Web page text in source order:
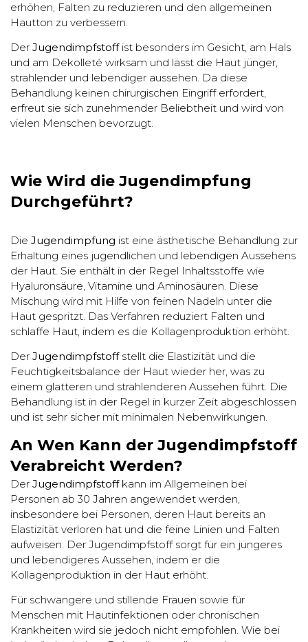
erhöhen, Falten zu reduzieren und den allgemeinen
Hautton zu verbessern.
Der Jugendimpfstoffist besonders im Gesicht, am Hals
und am Dekolleté wirksam und lässt die Haut jünger,
strahlender und lebendiger aussehen. Da diese
Behandlung keinen chirurgischen Eingriff erfordert,
erfreut sie sich zunehmender Beliebtheit und wird von
vielen Menschen bevorzugt.
Wie Wird die Jugendimpfung
Durchgeführt?
Die Jugendimpfung ist eine ästhetische Behandlung zur
Erhaltung eines jugendlichen und lebendigen Aussehens
der Haut. Sie enthält in der Regel Inhaltsstoffe wie
Hyaluronsäure, Vitamine und Aminosäuren. Diese
Mischung wird mit Hilfe von feinen Nadeln unter die
Haut gespritzt. Das Verfahren reduziert Falten und
schlaffe Haut, indem es die Kollagenproduktion erhöht.
Der Jugendimpfstoffstellt die Elastizität und die
Feuchtigkeitsbalance der Haut wieder her, was zu
einem glatteren und strahlenderen Aussehen führt. Die
Behandlung ist in der Regel in kurzer Zeit abgeschlossen
und ist sehr sicher mit minimalen Nebenwirkungen.
An Wen Kann der Jugendimpfstoff
Verabreicht Werden?
Der Jugendimpfstoffkann im Allgemeinen bei
Personen ab 30 Jahren angewendet werden,
insbesondere bei Personen, deren Haut bereits an
Elastizität verloren hat und die feine Linien und Falten
aufweisen. Der Jugendimpfstoff sorgt für ein jüngeres
und lebendigeres Aussehen, indem er die
Kollagenproduktion in der Haut erhöht.
Für schwangere und stillende Frauen sowie für
Menschen mit Hautinfektionen oder chronischen
Krankheiten wird sie jedoch nicht empfohlen. Wie bei